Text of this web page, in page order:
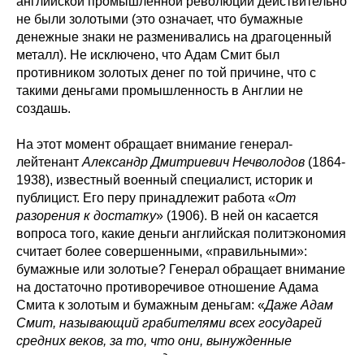
не были золотыми (это означает, что бумажные
денежные знаки не разменивались на драгоценный
металл). Не исключено, что Адам Смит был
противником золотых денег по той причине, что с
такими деньгами промышленность в Англии не
создашь.
На этот момент обращает внимание генерал-
лейтенант Александр Дмитриевич Нечволодов (1864-
1938), известный военный специалист, историк и
публицист. Его перу принадлежит работа «От
разорения к достатку» (1906). В ней он касается
вопроса того, какие деньги английская политэкономия
считает более совершенными, «правильными»:
бумажные или золотые? Генерал обращает внимание
на достаточно противоречивое отношение Адама
Смита к золотым и бумажным деньгам: «Даже Адам
Смит, называющий грабителями всех государей
средних веков, за то, что они, вынужденные